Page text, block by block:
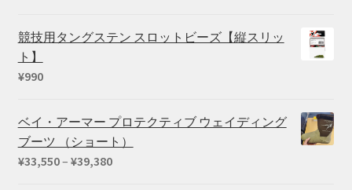
競技用タングステン スロットビーズ【縦スリッ
ト】
¥990
ベイ・アーマー プロテクティブ ウェイディング
ブーツ （ショート）
¥33,550– ¥39,380価